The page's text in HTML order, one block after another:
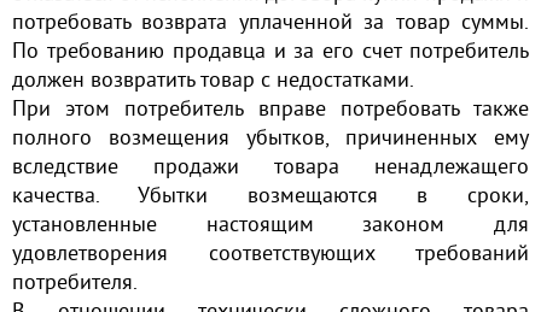
потребовать возврата уплаченной за товар суммы.
По требованию продавца и за его счет потребитель
должен возвратить товар с недостатками.
При этом потребитель вправе потребовать также
полного возмещения убытков, причиненных ему
вследствие продажи товара ненадлежащего
качества. Убытки возмещаются в сроки,
установленные настоящим законом для
удовлетворения соответствующих требований
потребителя.